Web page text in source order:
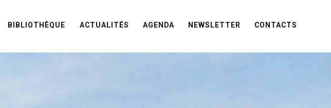
BIBLIOTHÈQUE ACTUALITÉS AGENDA NEWSLETTER CONTACTS